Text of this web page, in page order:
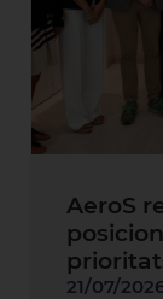
AeroS
21/07/